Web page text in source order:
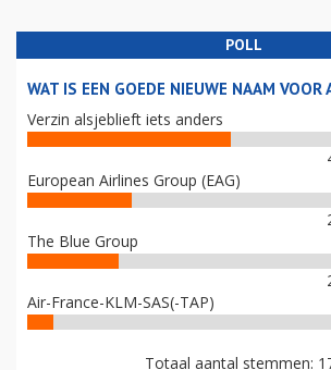
POLL
WAT IS EEN GOEDE NIEUWE NAAM VOOR
Verzin alsjeblieft iets anders
European Airlines Group (EAG)
The Blue Group
Air-France-KLM-SAS(-TAP)
Totaal aantal stemmen: